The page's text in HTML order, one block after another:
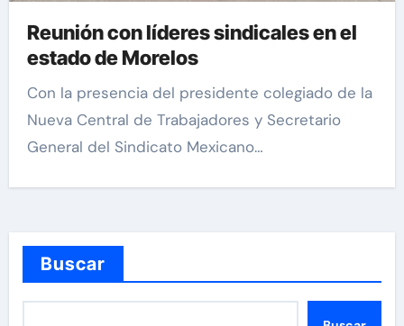
Reunión con líderes sindicales en el
estado de Morelos
Con la presencia del presidente colegiado de la
Nueva Central de Trabajadores y Secretario
General del Sindicato Mexicano…
Buscar